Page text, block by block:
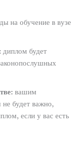
на обучение в вузе
диплом будет
вашим
будет важно,
если у вас есть